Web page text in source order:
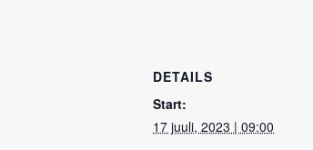
DETAILS
Start:
17 juuli, 2023 | 09:00